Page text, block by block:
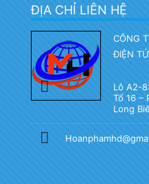
ĐỊA CHỈ LIÊN HỆ
CÔNG
ĐIỆN
Lô A2-
Tổ 16 –
Long